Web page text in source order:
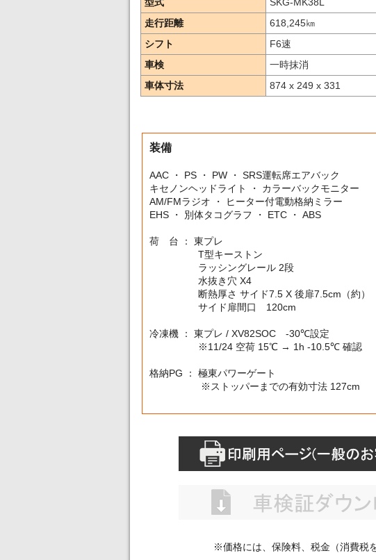
走行距離
618,245㎞
シフト
F6速
車検
一時抹消
車体寸法
874 x 249 x 331
装備
AAC ・ PS ・ PW ・ SRS運転席エアバック
キセノンヘッドライト ・ カラーバックモニター
AM/FMラジオ ・ ヒーター付電動格納ミラー
EHS ・ 別体タコグラフ ・ ETC ・ ABS
荷 台 ： 東プレ
T型キーストン
ラッシングレール 2段
水抜き穴 X4
断熱厚さ サイド7.5 X 後扉7.5cm（約）
サイド扉間口 120cm
冷凍機 ： 東プレ / XV82SOC -30℃設定
※11/24 空荷 15℃ → 1h -10.5℃ 確認
格納PG ： 極東パワーゲート
※ストッパーまでの有効寸法 127cm
※価格には、保険料、税金（消費税